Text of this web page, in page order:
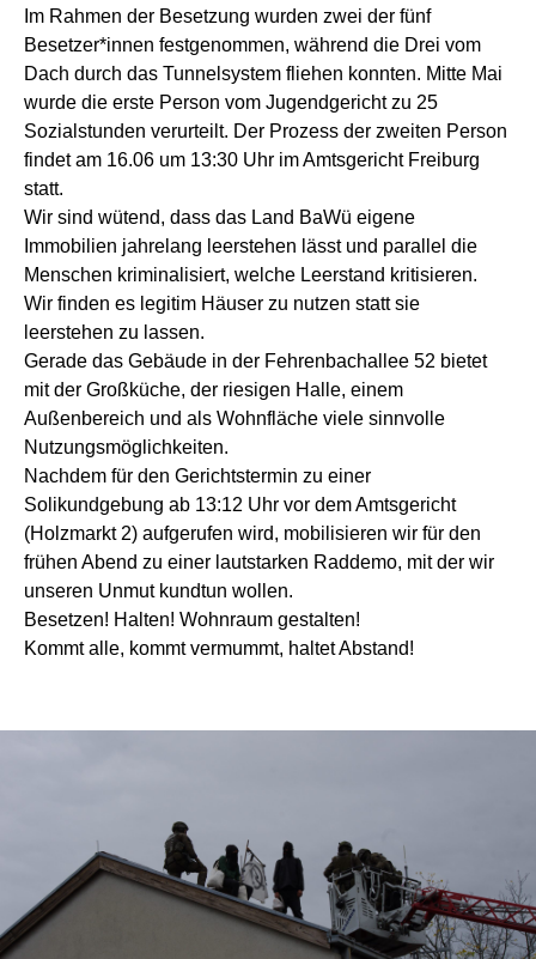
Im Rahmen der Besetzung wurden zwei der fünf
Besetzer*innen festgenommen, während die Drei vom
Dach durch das Tunnelsystem fliehen konnten. Mitte Mai
wurde die erste Person vom Jugendgericht zu 25
Sozialstunden verurteilt. Der Prozess der zweiten Person
findet am 16.06 um 13:30 Uhr im Amtsgericht Freiburg
statt.
Wir sind wütend, dass das Land BaWü eigene
Immobilien jahrelang leerstehen lässt und parallel die
Menschen kriminalisiert, welche Leerstand kritisieren.
Wir finden es legitim Häuser zu nutzen statt sie
leerstehen zu lassen.
Gerade das Gebäude in der Fehrenbachallee 52 bietet
mit der Großküche, der riesigen Halle, einem
Außenbereich und als Wohnfläche viele sinnvolle
Nutzungsmöglichkeiten.
Nachdem für den Gerichtstermin zu einer
Solikundgebung ab 13:12 Uhr vor dem Amtsgericht
(Holzmarkt 2) aufgerufen wird, mobilisieren wir für den
frühen Abend zu einer lautstarken Raddemo, mit der wir
unseren Unmut kundtun wollen.
Besetzen! Halten! Wohnraum gestalten!
Kommt alle, kommt vermummt, haltet Abstand!